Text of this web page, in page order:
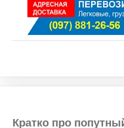
Кратко про